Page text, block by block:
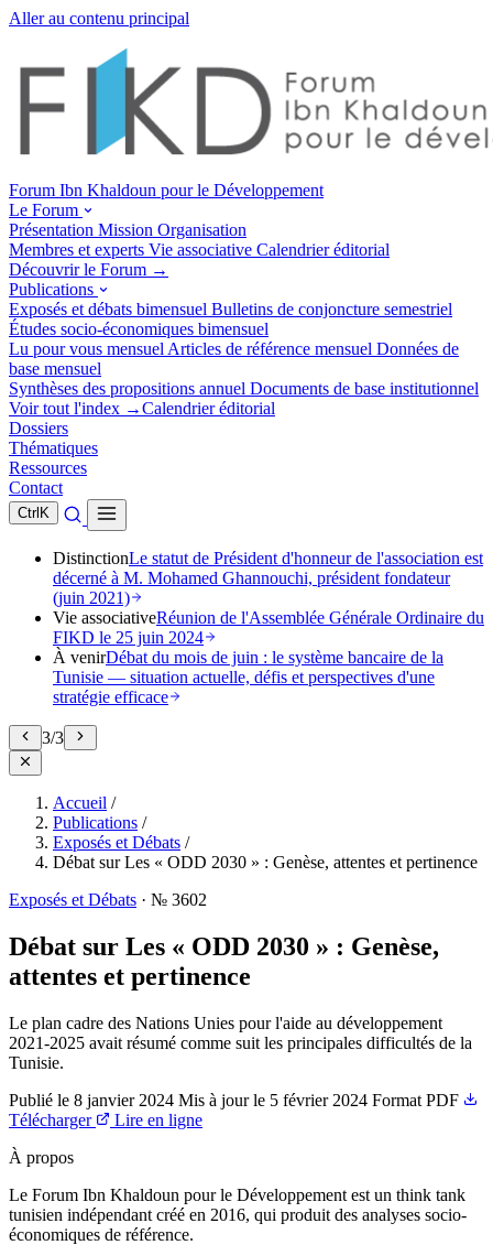
Aller au contenu principal
Forum Ibn Khaldoun pour le Développement
Le Forum
Présentation Mission Organisation
Membres et experts Vie associative Calendrier éditorial
Découvrir le Forum →
Publications
Exposés et débats bimensuel Bulletins de conjoncture semestriel
Études socio-économiques bimensuel
Lu pour vous mensuel Articles de référence mensuel Données de
base mensuel
Synthèses des propositions annuel Documents de base institutionnel
Voir tout l'index →Calendrier éditorial
Dossiers
Thématiques
Ressources
Contact
Ctrl K
DistinctionLe statut de Président d'honneur de l'association est
décerné à M. Mohamed Ghannouchi, président fondateur
(juin 2021)
Vie associativeRéunion de l'Assemblée Générale Ordinaire du
FIKD le 25 juin 2024
À venirDébat du mois de juin : le système bancaire de la
Tunisie — situation actuelle, défis et perspectives d'une
stratégie efficace
3/3
Accueil /
Publications /
Exposés et Débats /
Débat sur Les « ODD 2030 » : Genèse, attentes et pertinence
Exposés et Débats · № 3602
Débat sur Les « ODD 2030 » : Genèse,
attentes et pertinence
Le plan cadre des Nations Unies pour l'aide au développement
2021-2025 avait résumé comme suit les principales difficultés de la
Tunisie.
Publié le 8 janvier 2024 Mis à jour le 5 février 2024 Format PDF
Télécharger
Lire en ligne
À propos
Le Forum Ibn Khaldoun pour le Développement est un think tank
tunisien indépendant créé en 2016, qui produit des analyses socio-
économiques de référence.